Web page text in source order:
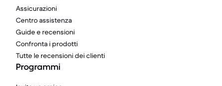
Assicurazioni
Centro assistenza
Guide e recensioni
Confronta i prodotti
Tutte le recensioni dei clienti
Programmi